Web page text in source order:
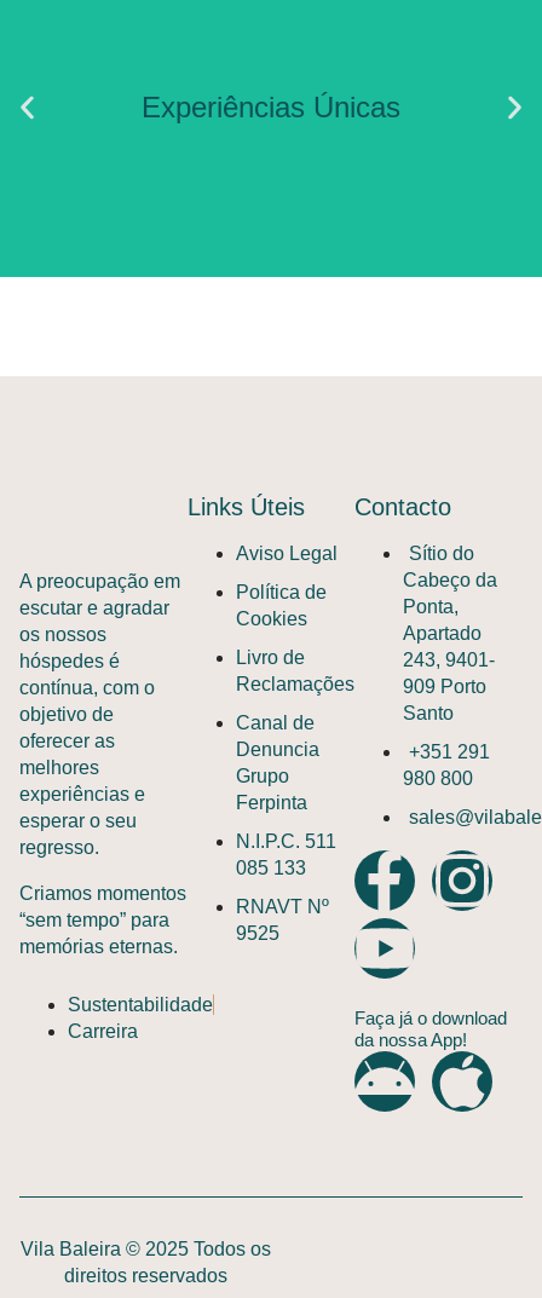
Experiências Únicas
experiências singulares em todos
os cantos da ilha
A preocupação em
escutar e agradar
os nossos
hóspedes é
contínua, com o
objetivo de
oferecer as
melhores
experiências e
esperar o seu
regresso.
Criamos momentos
“sem tempo” para
memórias eternas.
Sustentabilidade
Carreira
Links Úteis
Aviso Legal
Política de
Cookies
Livro de
Reclamações
Canal de
Denuncia
Grupo
Ferpinta
N.I.P.C. 511
085 133
RNAVT Nº
9525
Contacto
Sítio do
Cabeço da
Ponta,
Apartado
243, 9401-
909 Porto
Santo
+351 291
980 800
Faça já o download
da nossa App!
Vila Baleira © 2025 Todos os
direitos reservados